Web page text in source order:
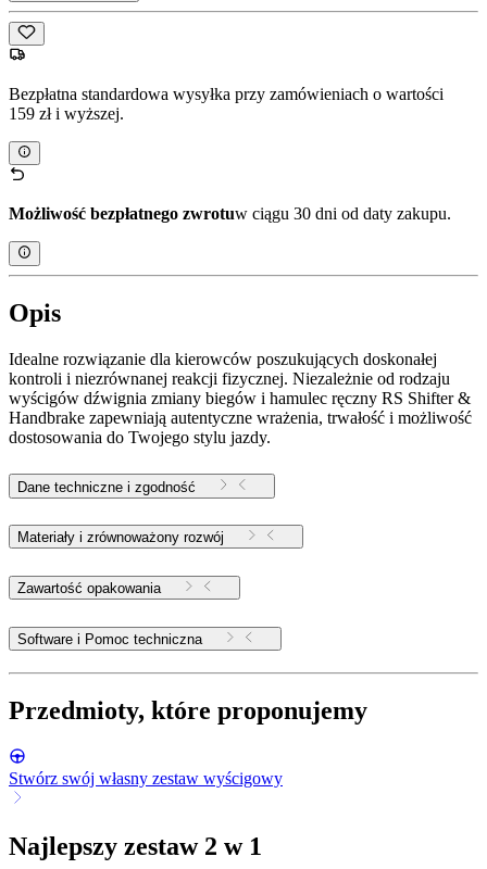
Bezpłatna standardowa wysyłka przy zamówieniach o wartości
159 zł i wyższej.
Możliwość bezpłatnego zwrotuw ciągu 30 dni od daty zakupu.
Opis
Idealne rozwiązanie dla kierowców poszukujących doskonałej
kontroli i niezrównanej reakcji fizycznej. Niezależnie od rodzaju
wyścigów dźwignia zmiany biegów i hamulec ręczny RS Shifter &
Handbrake zapewniają autentyczne wrażenia, trwałość i możliwość
dostosowania do Twojego stylu jazdy.
Dane techniczne i zgodność
Materiały i zrównoważony rozwój
Zawartość opakowania
Software i Pomoc techniczna
Przedmioty, które proponujemy
Stwórz swój własny zestaw wyścigowy
Najlepszy zestaw 2 w 1